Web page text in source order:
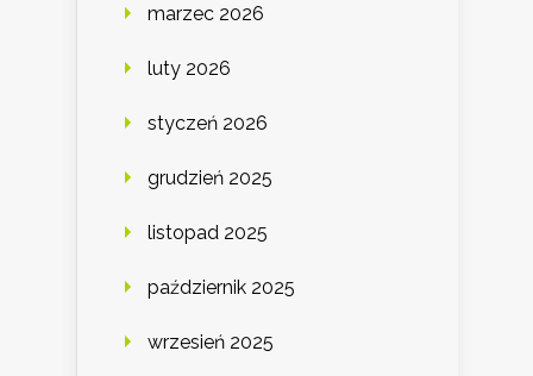
marzec 2026
luty 2026
styczeń 2026
grudzień 2025
listopad 2025
październik 2025
wrzesień 2025